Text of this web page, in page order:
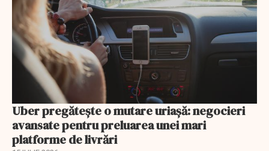
Uber pregătește o mutare uriașă: negocieri
avansate pentru preluarea unei mari
platforme de livrări